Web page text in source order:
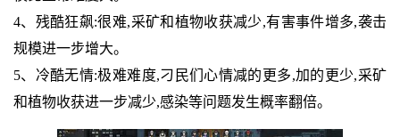
4、残酷狂飙:很难,采矿和植物收获减少,有害事件增多,袭击
规模进一步增大。
5、冷酷无情:极难难度,刁民们心情减的更多,加的更少,采矿
和植物收获进一步减少,感染等问题发生概率翻倍。